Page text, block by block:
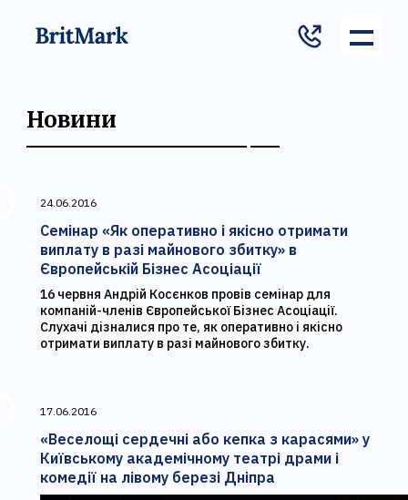
Новини
24.06.2016
Семінар «Як оперативно і якісно отримати
виплату в разі майнового збитку» в
Європейській Бізнес Асоціації
16 червня Андрій Косєнков провів семінар для
компаній-членів Європейської Бізнес Асоціації.
Слухачі дізналися про те, як оперативно і якісно
отримати виплату в разі майнового збитку.
17.06.2016
«Веселощі сердечні або кепка з карасями» у
Київському академічному театрі драми і
комедії на лівому березі Дніпра